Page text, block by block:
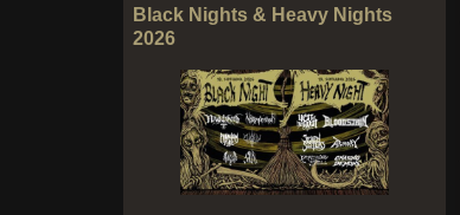
Black Nights & Heavy Nights
2026